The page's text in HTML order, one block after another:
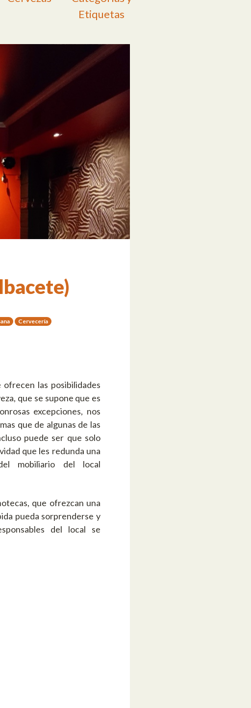
Etiquetas
Cervecería
las posibilidades
que se supone que es
excepciones, nos
que de algunas de las
puede ser que solo
que les redunda una
mobiliario del local
que ofrezcan una
pueda sorprenderse y
del local se